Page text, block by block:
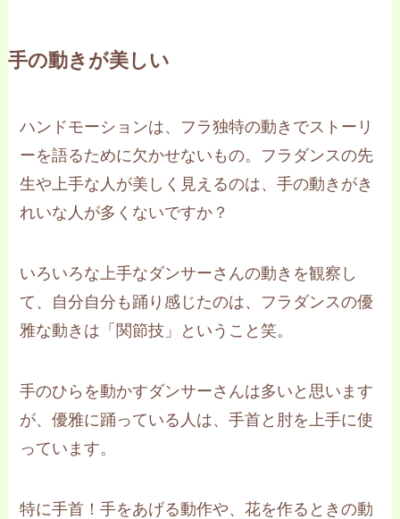
手の動きが美しい
ハンドモーションは、フラ独特の動きでストーリ
ーを語るために欠かせないもの。フラダンスの先
生や上手な人が美しく見えるのは、手の動きがき
れいな人が多くないですか？
いろいろな上手なダンサーさんの動きを観察し
て、自分自分も踊り感じたのは、フラダンスの優
雅な動きは「関節技」ということ笑。
手のひらを動かすダンサーさんは多いと思います
が、優雅に踊っている人は、手首と肘を上手に使
っています。
特に手首！手をあげる動作や、花を作るときの動